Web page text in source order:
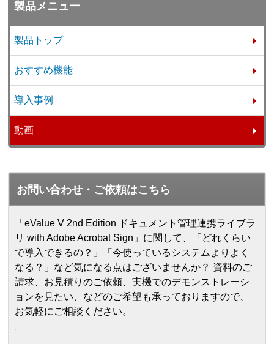
製品メニュー
製品トップ
おすすめ機能
導入事例
動画
お問い合わせ・ご依頼はこちら
「eValue V 2nd Edition ドキュメント管理連携ライブラ
リ with Adobe Acrobat Sign」に関して、「どれくらい
で導入できるの？」「今使っているシステムよりよく
なる？」など気になる点はございませんか？ 資料のご
請求、お見積りのご依頼、実機でのデモンストレーシ
ョンを見たい、などのご希望も承っておりますので、
お気軽にご相談ください。